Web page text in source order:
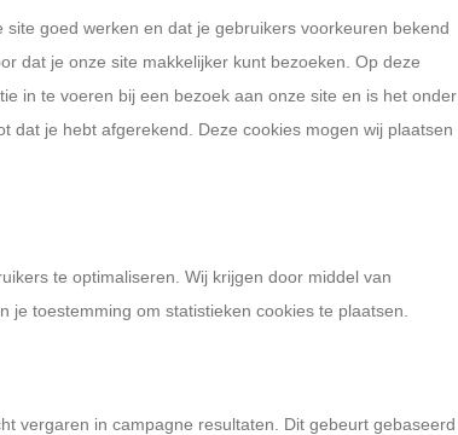
goed werken en dat je gebruikers voorkeuren bekend
dat je onze site makkelijker kunt bezoeken. Op deze
in te voeren bij een bezoek aan onze site en is het onder
dat je hebt afgerekend. Deze cookies mogen wij plaatsen
te optimaliseren. Wij krijgen door middel van
toestemming om statistieken cookies te plaatsen.
vergaren in campagne resultaten. Dit gebeurt gebaseerd